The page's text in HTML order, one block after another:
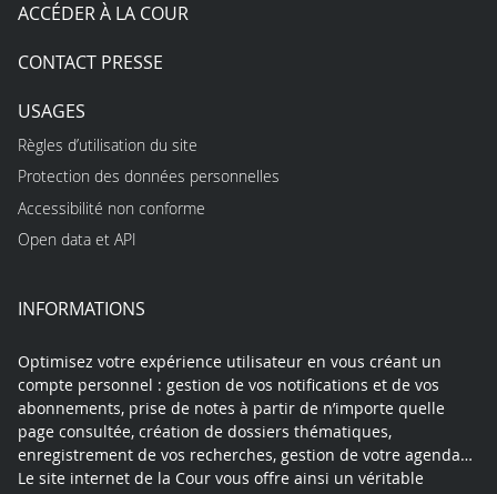
ACCÉDER À LA COUR
CONTACT PRESSE
USAGES
Règles d’utilisation du site
Protection des données personnelles
Accessibilité non conforme
Open data et API
INFORMATIONS
Optimisez votre expérience utilisateur en vous créant un
compte personnel : gestion de vos notifications et de vos
abonnements, prise de notes à partir de n’importe quelle
page consultée, création de dossiers thématiques,
enregistrement de vos recherches, gestion de votre agenda…
Le site internet de la Cour vous offre ainsi un véritable